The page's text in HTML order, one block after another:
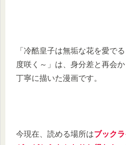
「冷酷皇子は無垢な花を愛で
度咲く～」は、身分差と再会
丁寧に描いた漫画です。
今現在、読める場所はブック